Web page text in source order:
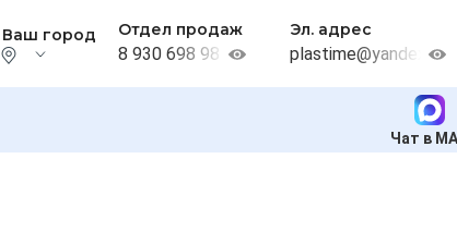
Ваш город Отдел продаж
8 930 698 98 38
Эл. адрес
plastime@yandex.ru
Чат в